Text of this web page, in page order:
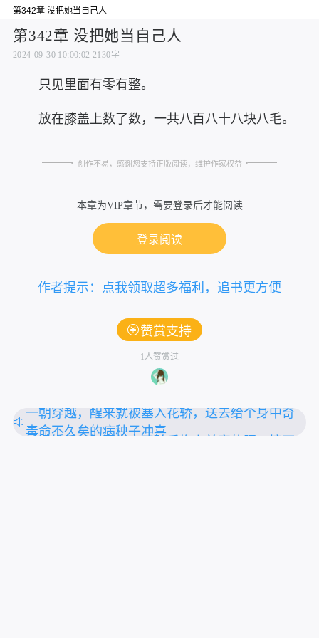
第342章 没把她当自己人
第342章 没把她当自己人
2024-09-30 10:00:02 2130字
只见里面有零有整。
放在膝盖上数了数，一共八百八十八块八毛。
创作不易，感谢您支持正版阅读，维护作家权益
本章为VIP章节，需要登录后才能阅读
登录阅读
作者提示：点我领取超多福利，追书更方便
赞赏支持
1人赞赏过
一朝穿越，醒来就被塞入花轿，送去给个身中奇
毒命不久矣的病秧子冲喜
被退婚后，初夏失恋买醉后抱上首富的腰，摘下